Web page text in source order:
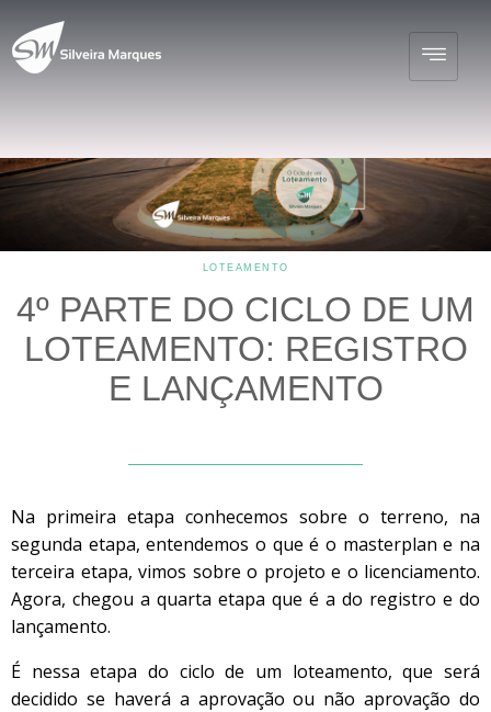
LOTEAMENTO
4º PARTE DO CICLO DE UM
LOTEAMENTO: REGISTRO
E LANÇAMENTO
Na primeira etapa conhecemos sobre o terreno, na
segunda etapa, entendemos o que é o masterplan e na
terceira etapa, vimos sobre o projeto e o licenciamento.
Agora, chegou a quarta etapa que é a do registro e do
lançamento.
É nessa etapa do ciclo de um loteamento, que será
decidido se haverá a aprovação ou não aprovação do